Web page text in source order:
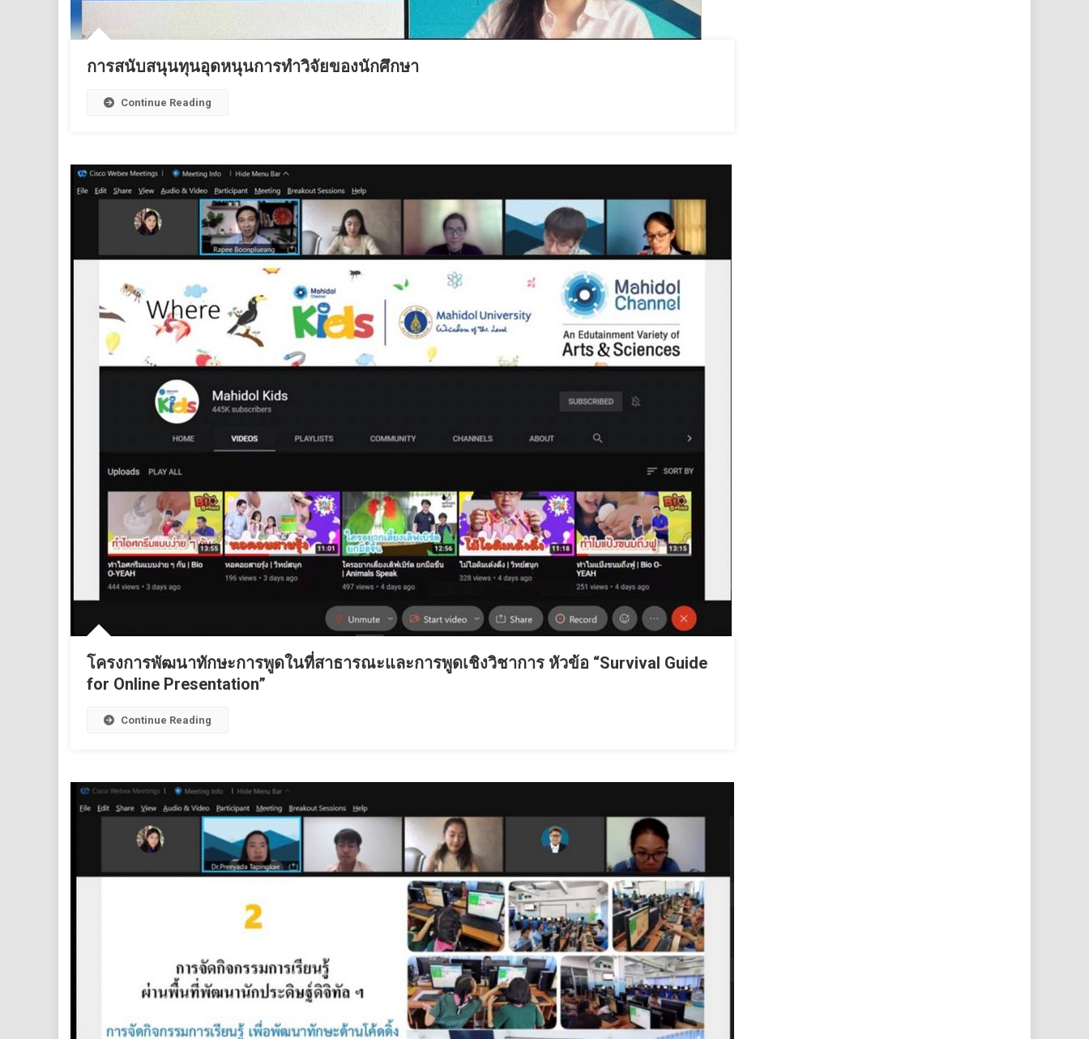
การสนับสนุนทุนอุดหนุนการทำวิจัยของนักศึกษา
Continue Reading
โครงการพัฒนาทักษะการพูดในที่สาธารณะและการพูดเชิงวิชาการ หัวข้อ “Survival Guide
for Online Presentation”
Continue Reading